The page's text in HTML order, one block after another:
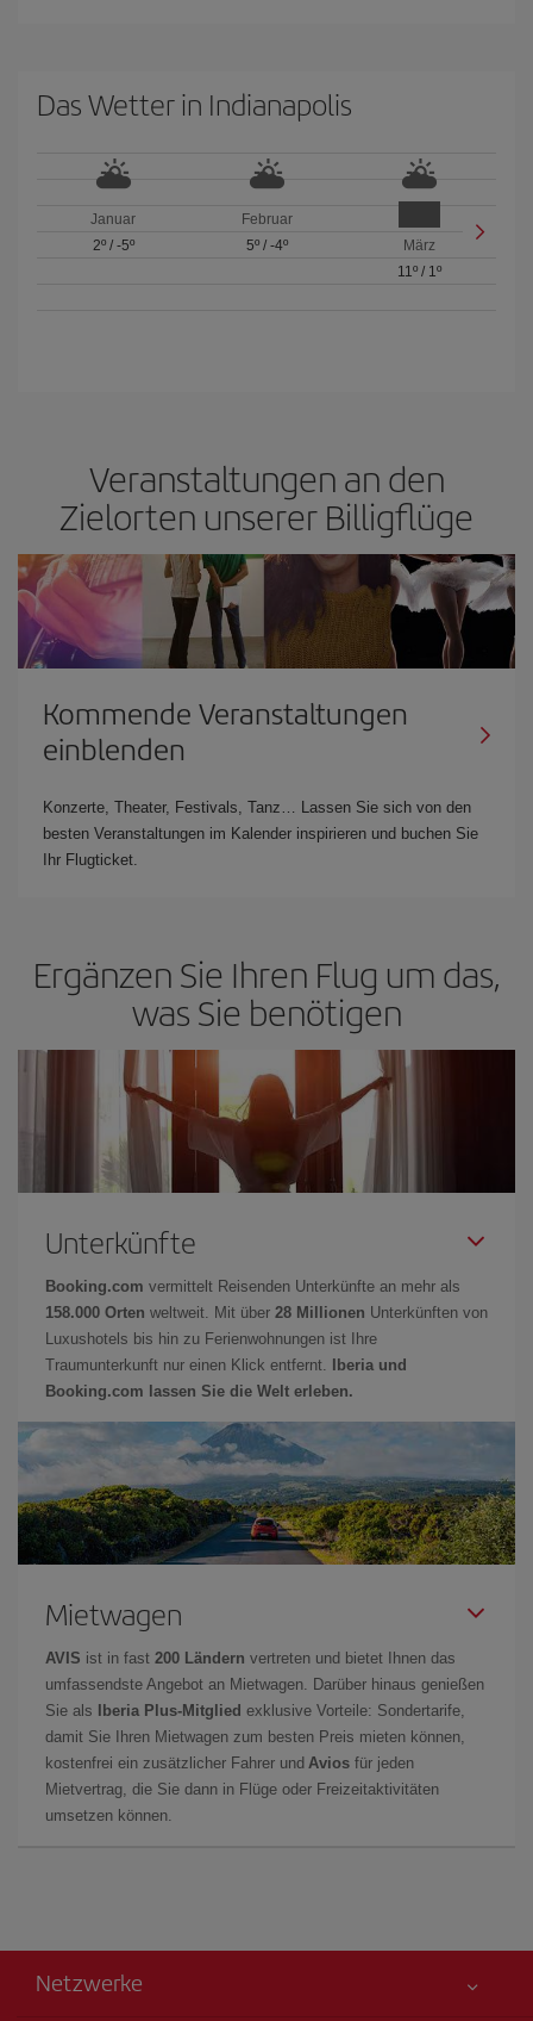
Das Wetter in Indianapolis
Januar
2º/ -5º
Februar
5º/ -4º
März
11º / 1º
Veranstaltungen an den
Zielorten unserer Billigflüge
Kommende Veranstaltungen
einblenden
Konzerte, Theater, Festivals, Tanz… Lassen Sie sich von den
besten Veranstaltungen im Kalender inspirieren und buchen Sie
Ihr Flugticket.
Ergänzen Sie Ihren Flug um das,
was Sie benötigen
Unterkünfte
Booking.com vermittelt Reisenden Unterkünfte an mehr als
158.000 Orten weltweit. Mit über 28 Millionen Unterkünften von
Luxushotels bis hin zu Ferienwohnungen ist Ihre
Traumunterkunft nur einen Klick entfernt.
Iberia und
Booking.com lassen Sie die Welt erleben.
Mietwagen
AVIS ist in fast 200 Ländern vertreten und bietet Ihnen das
umfassendste Angebot an Mietwagen. Darüber hinaus genießen
Sie als
Iberia Plus-Mitglied exklusive Vorteile: Sondertarife,
damit Sie Ihren Mietwagen zum besten Preis mieten können,
kostenfrei ein zusätzlicher Fahrer und Avios für jeden
Mietvertrag, die Sie dann in Flüge oder Freizeitaktivitäten
umsetzen können.
Netzwerke